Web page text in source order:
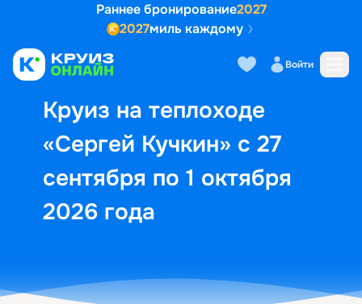
Раннее бронирование2027
2027миль каждому
Войти
Круиз на теплоходе
«Сергей Кучкин» с 27
сентября по 1 октября
2026 года
Выбор кают Маршрут и